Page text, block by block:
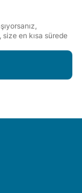
en kısa sürede